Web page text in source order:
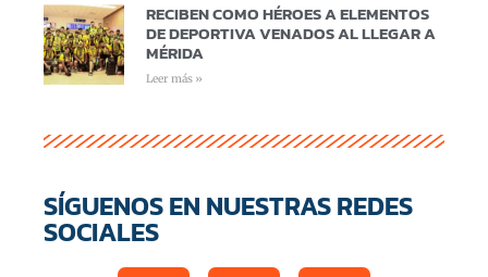
RECIBEN COMO HÉROES A ELEMENTOS
DE DEPORTIVA VENADOS AL LLEGAR A
MÉRIDA
Leer más »
SÍGUENOS EN NUESTRAS REDES
SOCIALES